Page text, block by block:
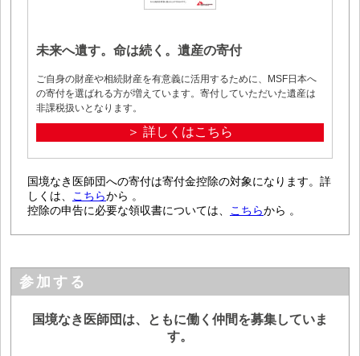
未来へ遺す。命は続く。遺産の寄付
ご自身の財産や相続財産を有意義に活用するために、MSF日本へ
の寄付を選ばれる方が増えています。寄付していただいた遺産は
非課税扱いとなります。
＞ 詳しくはこちら
国境なき医師団への寄付は寄付金控除の対象になります。詳
しくは、
こちらから 。
控除の申告に必要な領収書については、
こちらから 。
参加する
国境なき医師団は、ともに働く仲間を募集していま
す。